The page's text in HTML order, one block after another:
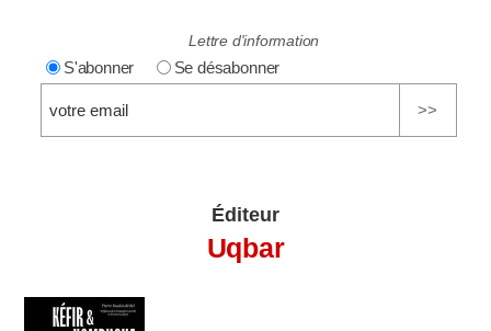
Lettre d'information
S'abonner Se désabonner
Éditeur
Uqbar